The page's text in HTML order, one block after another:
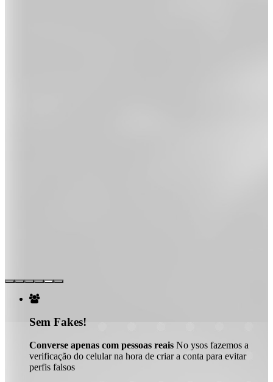

Sem Fakes!
Converse apenas com pessoas reais No ysos fazemos a
verificação do celular na hora de criar a conta para evitar
perfis falsos